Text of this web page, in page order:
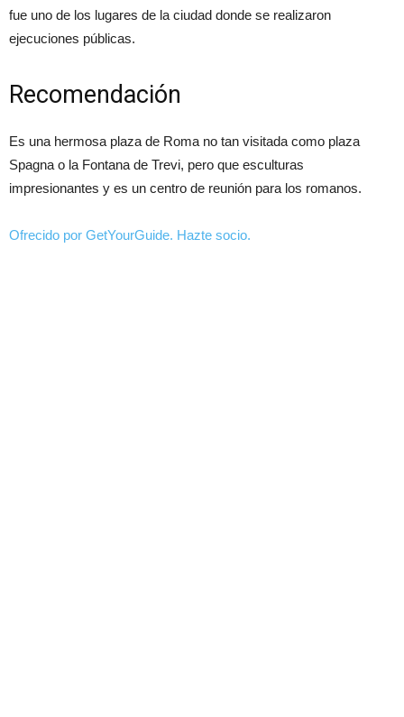
fue uno de los lugares de la ciudad donde se realizaron
ejecuciones públicas.
Recomendación
Es una hermosa plaza de Roma no tan visitada como plaza
Spagna o la Fontana de Trevi, pero que esculturas
impresionantes y es un centro de reunión para los romanos.
Ofrecido por GetYourGuide. Hazte socio.